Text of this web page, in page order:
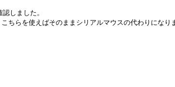
しました。
ちらを使えばそのままシリアルマウスの代わりになり